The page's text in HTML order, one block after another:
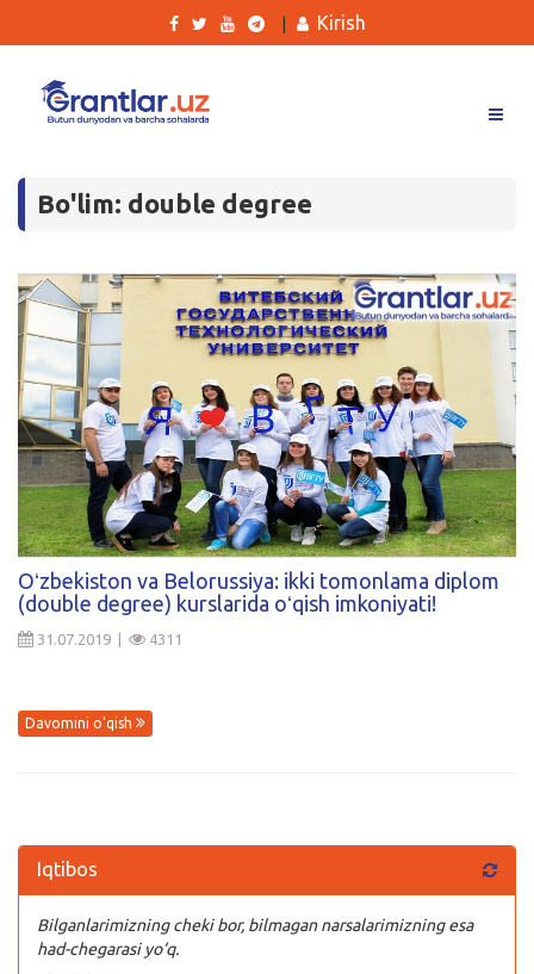
Tanlovlar
Kurslar
Blog
Yana
Qidirish
Kirish
Kirish
Bo'lim: double degree
Oʻzbekiston va Belorussiya: ikki tomonlama diplom
(double degree) kurslarida oʻqish imkoniyati!
31.07.2019 | 4311
Davomini o'qish
Iqtibos
Bilganlarimizning cheki bor, bilmagan narsalarimizning esa
had-chegarasi yo‘q.